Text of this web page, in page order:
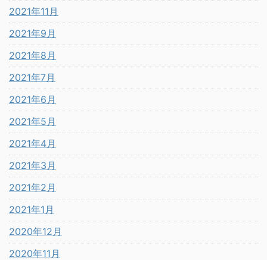
2021年11月
2021年9月
2021年8月
2021年7月
2021年6月
2021年5月
2021年4月
2021年3月
2021年2月
2021年1月
2020年12月
2020年11月